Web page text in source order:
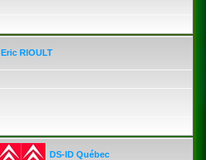
Eric RIOULT
DS-ID Québec